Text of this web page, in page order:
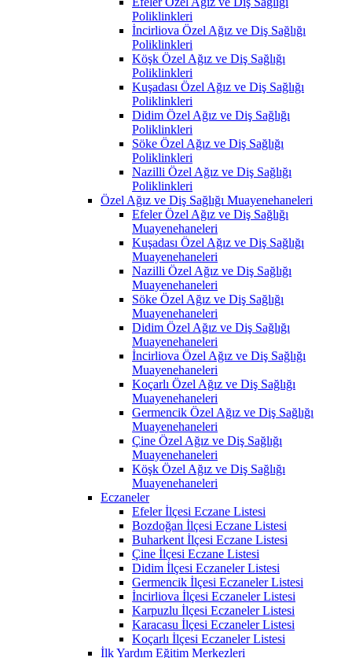
Poliklinkleri
İncirliova Özel Ağız ve Diş Sağlığı
Poliklinkleri
Köşk Özel Ağız ve Diş Sağlığı
Poliklinkleri
Kuşadası Özel Ağız ve Diş Sağlığı
Poliklinkleri
Didim Özel Ağız ve Diş Sağlığı
Poliklinkleri
Söke Özel Ağız ve Diş Sağlığı
Poliklinkleri
Nazilli Özel Ağız ve Diş Sağlığı
Poliklinkleri
Özel Ağız ve Diş Sağlığı Muayenehaneleri
Efeler Özel Ağız ve Diş Sağlığı
Muayenehaneleri
Kuşadası Özel Ağız ve Diş Sağlığı
Muayenehaneleri
Nazilli Özel Ağız ve Diş Sağlığı
Muayenehaneleri
Söke Özel Ağız ve Diş Sağlığı
Muayenehaneleri
Didim Özel Ağız ve Diş Sağlığı
Muayenehaneleri
İncirliova Özel Ağız ve Diş Sağlığı
Muayenehaneleri
Koçarlı Özel Ağız ve Diş Sağlığı
Muayenehaneleri
Germencik Özel Ağız ve Diş Sağlığı
Muayenehaneleri
Çine Özel Ağız ve Diş Sağlığı
Muayenehaneleri
Köşk Özel Ağız ve Diş Sağlığı
Muayenehaneleri
Eczaneler
Efeler İlçesi Eczane Listesi
Bozdoğan İlçesi Eczane Listesi
Buharkent İlçesi Eczane Listesi
Çine İlçesi Eczane Listesi
Didim İlçesi Eczaneler Listesi
Germencik İlçesi Eczaneler Listesi
İncirliova İlçesi Eczaneler Listesi
Karpuzlu İlçesi Eczaneler Listesi
Karacasu İlçesi Eczaneler Listesi
Koçarlı İlçesi Eczaneler Listesi
İlk Yardım Eğitim Merkezleri